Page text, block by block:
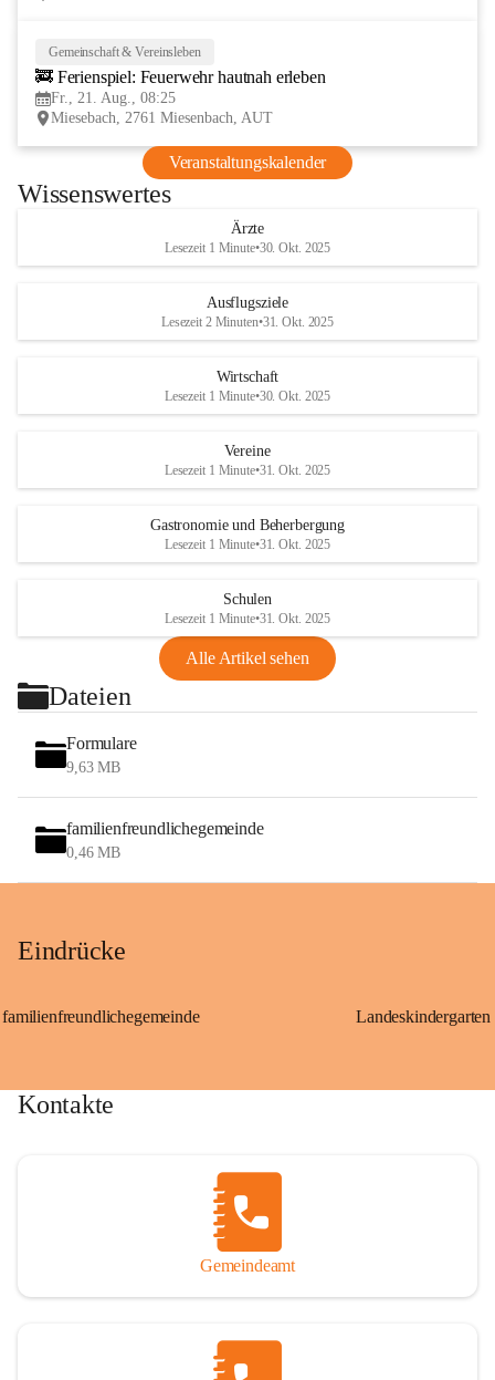
Gemeinschaft & Vereinsleben
🚒 Ferienspiel: Feuerwehr hautnah erleben
Fr., 21. Aug., 08:25
Miesebach, 2761 Miesenbach, AUT
Veranstaltungskalender
Wissenswertes
Ärzte
Lesezeit 1 Minute•30. Okt. 2025
Ausflugsziele
Lesezeit 2 Minuten•31. Okt. 2025
Wirtschaft
Lesezeit 1 Minute•30. Okt. 2025
Vereine
Lesezeit 1 Minute•31. Okt. 2025
Gastronomie und Beherbergung
Lesezeit 1 Minute•31. Okt. 2025
Schulen
Lesezeit 1 Minute•31. Okt. 2025
Alle Artikel sehen
Dateien
Formulare
9,63 MB
familienfreundlichegemeinde
0,46 MB
Eindrücke
familienfreundlichegemeinde
Kontakte
Gemeindeamt